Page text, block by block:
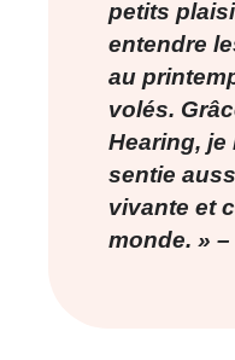
petits
entendre
au
volés.
Hearing, je
sentie
vivante et
monde. »